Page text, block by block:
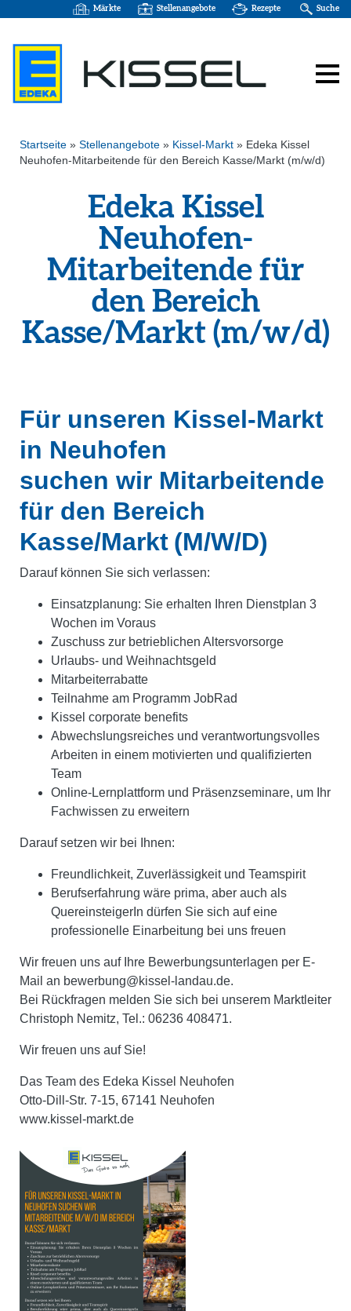
Märkte Stellenangebote Rezepte Suche
Startseite » Stellenangebote » Kissel-Markt » Edeka Kissel
Neuhofen-Mitarbeitende für den Bereich Kasse/Markt (m/w/d)
Edeka Kissel
Neuhofen-
Mitarbeitende für
den Bereich
Kasse/Markt (m/w/d)
Für unseren Kissel-Markt
in Neuhofen
suchen wir Mitarbeitende
für den Bereich
Kasse/Markt (M/W/D)
Darauf können Sie sich verlassen:
Einsatzplanung: Sie erhalten Ihren Dienstplan 3
Wochen im Voraus
Zuschuss zur betrieblichen Altersvorsorge
Urlaubs- und Weihnachtsgeld
Mitarbeiterrabatte
Teilnahme am Programm JobRad
Kissel corporate benefits
Abwechslungsreiches und verantwortungsvolles
Arbeiten in einem motivierten und qualifizierten
Team
Online-Lernplattform und Präsenzseminare, um Ihr
Fachwissen zu erweitern
Darauf setzen wir bei Ihnen:
Freundlichkeit, Zuverlässigkeit und Teamspirit
Berufserfahrung wäre prima, aber auch als
QuereinsteigerIn dürfen Sie sich auf eine
professionelle Einarbeitung bei uns freuen
Wir freuen uns auf Ihre Bewerbungsunterlagen per E-
Mail an bewerbung@kissel-landau.de.
Bei Rückfragen melden Sie sich bei unserem Marktleiter
Christoph Nemitz, Tel.: 06236 408471.
Wir freuen uns auf Sie!
Das Team des Edeka Kissel Neuhofen
Otto-Dill-Str. 7-15, 67141 Neuhofen
www.kissel-markt.de